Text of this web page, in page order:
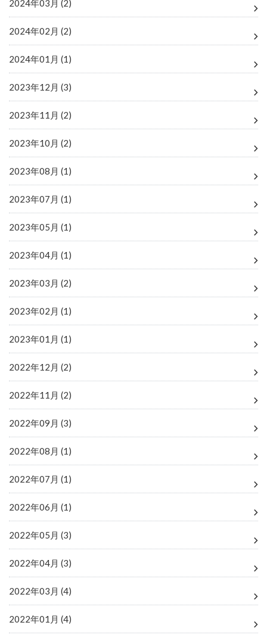
2024年03月 (2)
2024年02月 (2)
2024年01月 (1)
2023年12月 (3)
2023年11月 (2)
2023年10月 (2)
2023年08月 (1)
2023年07月 (1)
2023年05月 (1)
2023年04月 (1)
2023年03月 (2)
2023年02月 (1)
2023年01月 (1)
2022年12月 (2)
2022年11月 (2)
2022年09月 (3)
2022年08月 (1)
2022年07月 (1)
2022年06月 (1)
2022年05月 (3)
2022年04月 (3)
2022年03月 (4)
2022年01月 (4)